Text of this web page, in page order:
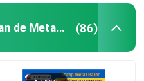
De hydraulische Machine van de Metaalpers (86)